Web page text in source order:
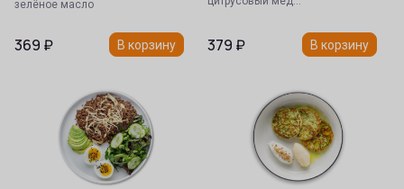
зелёное масло
369 ₽ В корзину 379 ₽ В корзину